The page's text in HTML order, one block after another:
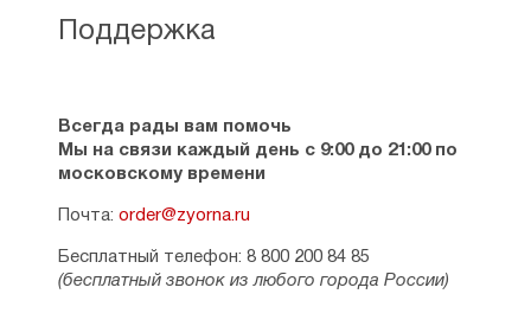
к 100-летию маршала Жукова и к 100-
летию Михаила Шолохова.
Живет в Самаре.
КНИГИ АЛЕКСЕЯ СОЛОНИЦЫНА:
1. До завтра. Рассказы.- Калининград: кн.
2. Под русскими звездами. Книга прозы.-
Поддержка
Всегда рады вам помочь
Мы на связи каждый день с 9:00 до 21:00 по
московскому времени
Почта: order@zyorna.ru
Бесплатный телефон: 8 800 200 84 85
(бесплатный звонок из любого города России)